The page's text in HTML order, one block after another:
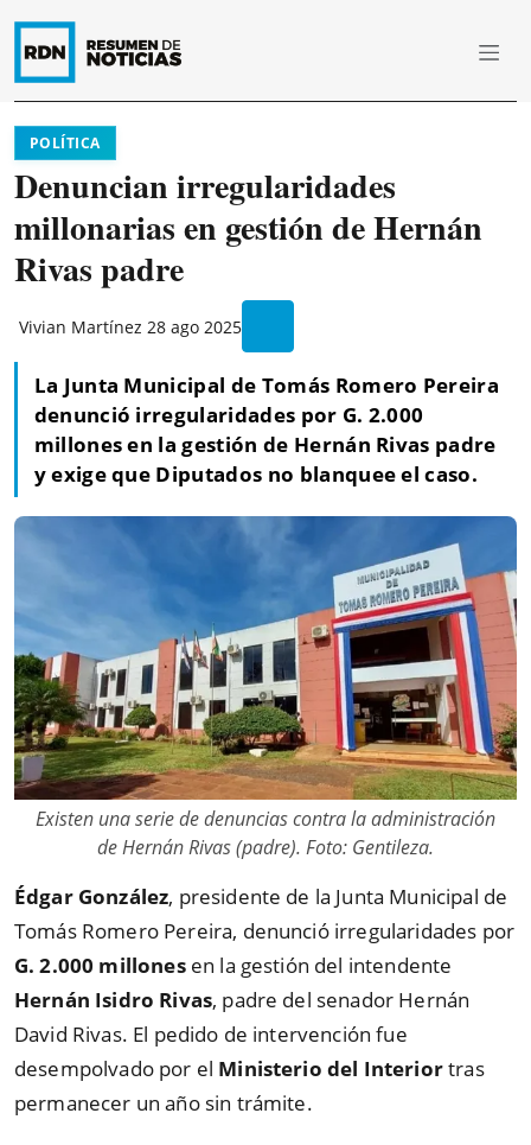
POLÍTICA
Denuncian irregularidades
millonarias en gestión de Hernán
Rivas padre
Vivian Martínez 28 ago 2025
La Junta Municipal de Tomás Romero Pereira
denunció irregularidades por G. 2.000
millones en la gestión de Hernán Rivas padre
y exige que Diputados no blanquee el caso.
Existen una serie de denuncias contra la administración
de Hernán Rivas (padre). Foto: Gentileza.
Édgar González, presidente de la Junta Municipal de
Tomás Romero Pereira, denunció irregularidades por
G. 2.000 millonesen la gestión del intendente
Hernán Isidro Rivas, padre del senador Hernán
David Rivas. El pedido de intervención fue
desempolvado por el Ministerio del Interiortras
permanecer un año sin trámite.